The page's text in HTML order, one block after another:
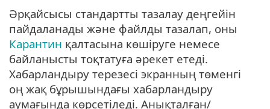
Әрқайсысы стандартты тазалау деңгейін
пайдаланады және файлды тазалап, оны
Карантин қалтасына көшіруге немесе
байланысты тоқтатуға әрекет етеді.
Хабарландыру терезесі экранның төменгі
оң жақ бұрышындағы хабарландыру
аумағында көрсетіледі. Анықталған/